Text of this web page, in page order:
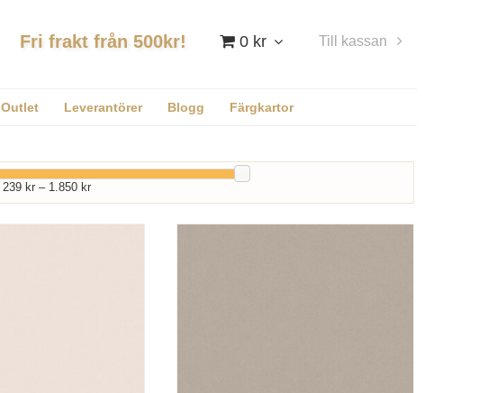
0 kr Till kassan
Fri frakt från 500kr!
Outlet Leverantörer Blogg Färgkartor
239 kr – 1.850 kr